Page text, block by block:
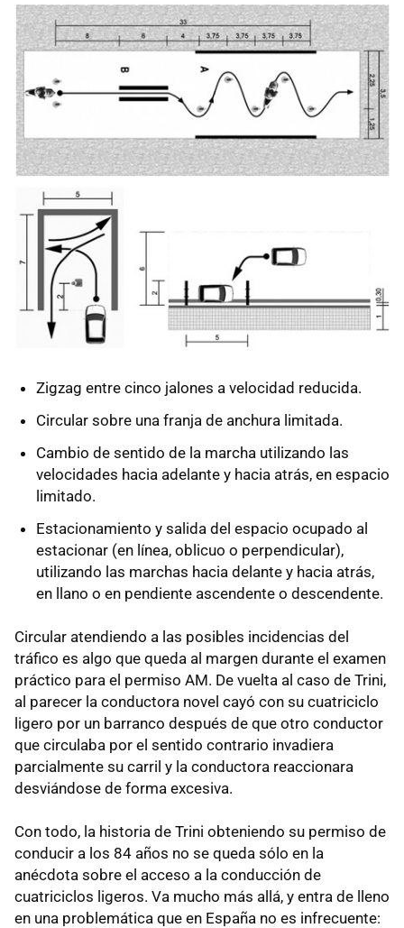
Zigzag entre cinco jalones a velocidad reducida.
Circular sobre una franja de anchura limitada.
Cambio de sentido de la marcha utilizando las
velocidades hacia adelante y hacia atrás, en espacio
limitado.
Estacionamiento y salida del espacio ocupado al
estacionar (en línea, oblicuo o perpendicular),
utilizando las marchas hacia delante y hacia atrás,
en llano o en pendiente ascendente o descendente.
Circular atendiendo a las posibles incidencias del
tráfico es algo que queda al margen durante el examen
práctico para el permiso AM. De vuelta al caso de Trini,
al parecer la conductora novel cayó con su cuatriciclo
ligero por un barranco después de que otro conductor
que circulaba por el sentido contrario invadiera
parcialmente su carril y la conductora reaccionara
desviándose de forma excesiva.
Con todo, la historia de Trini obteniendo su permiso de
conducir a los 84 años no se queda sólo en la
anécdota sobre el acceso a la conducción de
cuatriciclos ligeros. Va mucho más allá, y entra de lleno
en una problemática que en España no es infrecuente: